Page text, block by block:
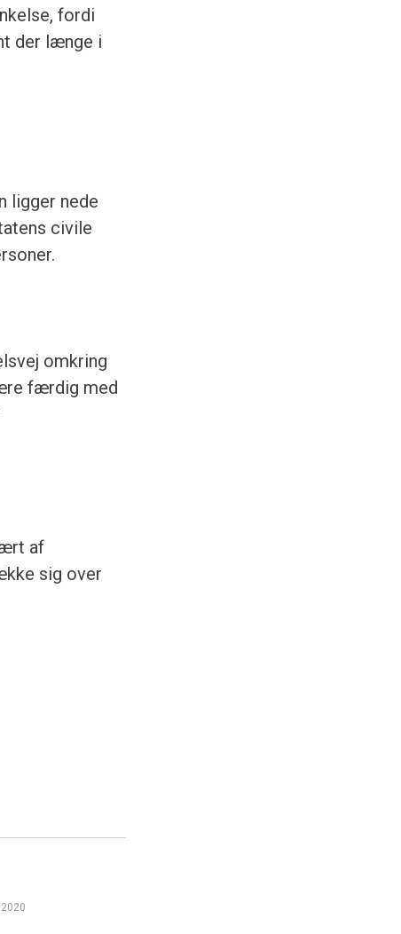
fordi
der længe i
ligger nede
civile
omkring
færdig med
af
sig over